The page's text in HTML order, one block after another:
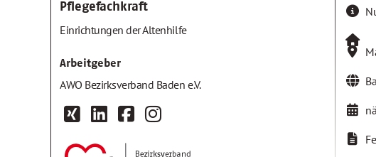
Pflegefachkraft
Einrichtungen der Altenhilfe
Arbeitgeber
AWO Bezirksverband Baden e.V.